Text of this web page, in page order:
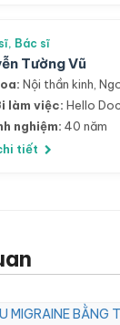
Bác sĩ
Tường Vũ
Nội thần kinh
làm việc: Hello
nghiệm: 40 năm
tiết